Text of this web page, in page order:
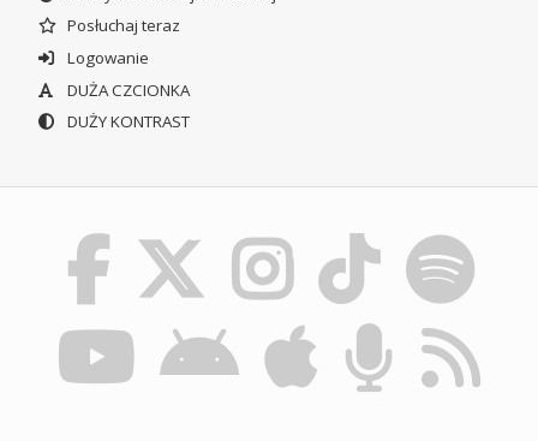
Posłuchaj teraz
Logowanie
DUŻA CZCIONKA
DUŻY KONTRAST